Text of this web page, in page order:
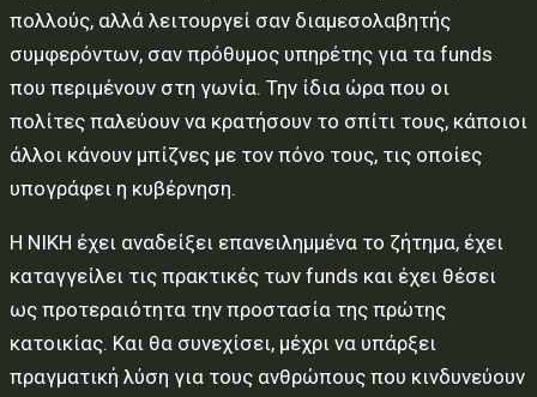
πολλούς, αλλά λειτουργεί σαν διαµεσολαβητής
συµφερόντων, σαν πρόθυµος υπηρέτης για τα funds
που περιµένουν στη γωνία. Την ίδια ώρα που οι
πολίτες παλεύουν να κρατήσουν το σπίτι τους, κάποιοι
άλλοι κάνουν µπίζνες µε τον πόνο τους, τις οποίες
υπογράφει η κυβέρνηση.
Η ΝΙΚΗ έχει αναδείξει επανειληµµένα το ζήτηµα, έχει
καταγγείλει τις πρακτικές των funds και έχει θέσει
ως προτεραιότητα την προστασία της πρώτης
κατοικίας. Και θα συνεχίσει, µέχρι να υπάρξει
πραγµατική λύση για τους ανθρώπους που κινδυνεύουν